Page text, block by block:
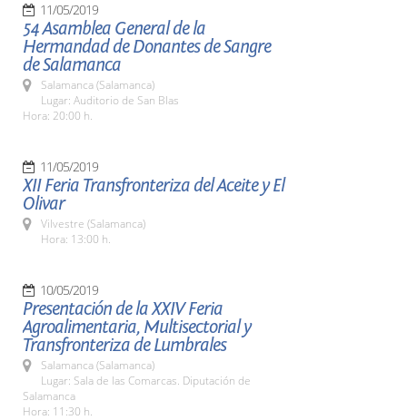
11/05/2019
54 Asamblea General de la
Hermandad de Donantes de Sangre
de Salamanca
Salamanca (Salamanca)
Lugar: Auditorio de San Blas
Hora: 20:00 h.
11/05/2019
XII Feria Transfronteriza del Aceite y El
Olivar
Vilvestre (Salamanca)
Hora: 13:00 h.
10/05/2019
Presentación de la XXIV Feria
Agroalimentaria, Multisectorial y
Transfronteriza de Lumbrales
Salamanca (Salamanca)
Lugar: Sala de las Comarcas. Diputación de
Salamanca
Hora: 11:30 h.